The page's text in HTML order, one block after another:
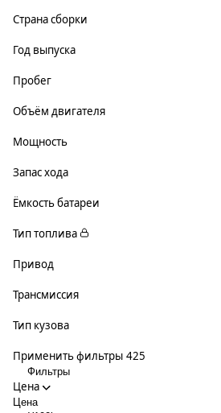
Страна сборки
Год выпуска
Пробег
Объём двигателя
Мощность
Запас хода
Ёмкость батареи
Тип топлива
Привод
Трансмиссия
Тип кузова
Применить фильтры 425
Фильтры
Цена
Цена